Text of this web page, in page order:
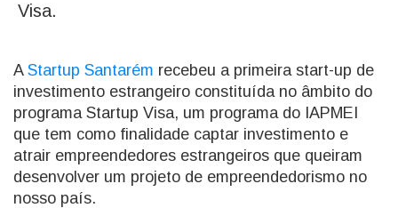
Visa.
A Startup Santarém recebeu a primeira start-up de
investimento estrangeiro constituída no âmbito do
programa Startup Visa, um programa do IAPMEI
que tem como finalidade captar investimento e
atrair empreendedores estrangeiros que queiram
desenvolver um projeto de empreendedorismo no
nosso país.